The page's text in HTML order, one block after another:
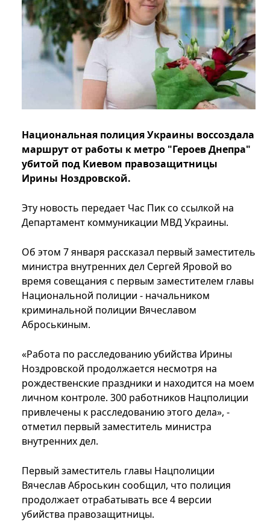
Национальная полиция Украины воссоздала
маршрут от работы к метро "Героев Днепра"
убитой под Киевом правозащитницы
Ирины Ноздровской.
Эту новость передает Час Пик со ссылкой на
Департамент коммуникации МВД Украины.
Об этом 7 января рассказал первый заместитель
министра внутренних дел Сергей Яровой во
время совещания с первым заместителем главы
Национальной полиции - начальником
криминальной полиции Вячеславом
Аброськиным.
«Работа по расследованию убийства Ирины
Ноздровской продолжается несмотря на
рождественские праздники и находится на моем
личном контроле. 300 работников Нацполиции
привлечены к расследованию этого дела», -
отметил первый заместитель министра
внутренних дел.
Первый заместитель главы Нацполиции
Вячеслав Аброськин сообщил, что полиция
продолжает отрабатывать все 4 версии
убийства правозащитницы.